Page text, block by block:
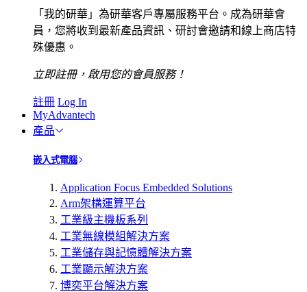
「我的研華」為研華客戶專屬服務平台。成為研華會
員，您將收到最新產品資訊、研討會邀請和線上商店特
殊優惠。
立即註冊，啟用您的會員服務！
註冊 Log In
MyAdvantech
產品
嵌入式電腦
Application Focus Embedded Solutions
Arm架構運算平台
工業級主機板系列
工業無線模組解決方案
工業儲存與記憶體解決方案
工業顯示解決方案
博奕平台解決方案